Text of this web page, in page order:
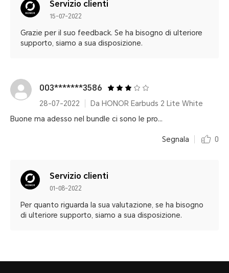
Servizio clienti
15-07-2022
Grazie per il suo feedback. Se ha bisogno di ulteriore
supporto, siamo a sua disposizione.
003*******3586
28-07-2022
Da HONOR Earbuds 2 Lite White
Buone ma adesso nel bundle ci sono le pro...
Segnala 0
Servizio clienti
01-08-2022
Per quanto riguarda la sua valutazione, se ha bisogno
di ulteriore supporto, siamo a sua disposizione.